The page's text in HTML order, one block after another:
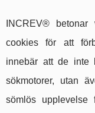
INCREV®
cookies för att
innebär att de inte
sökmotorer, utan
sömlös upplevelse